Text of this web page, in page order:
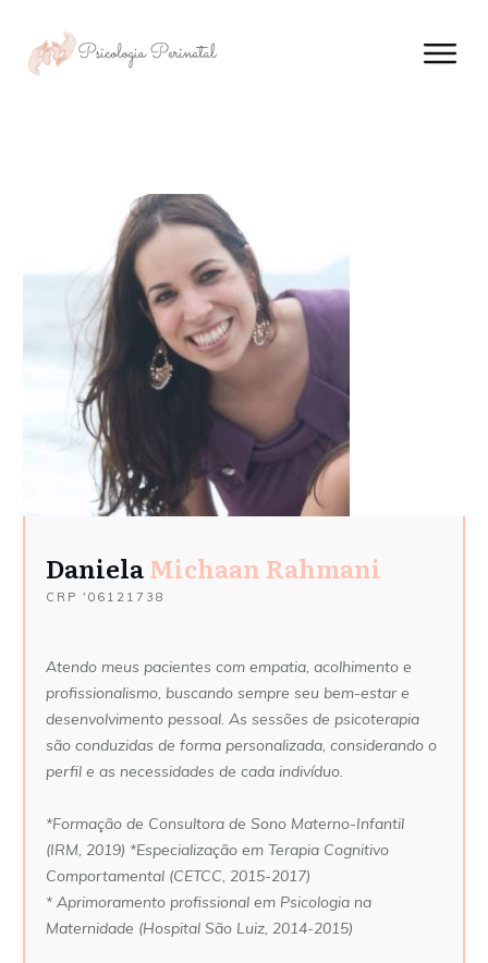
DanielaMichaan Rahmani
CRP '06121738
Atendo meus pacientes com empatia, acolhimento e
profissionalismo, buscando sempre seu bem-estar e
desenvolvimento pessoal. As sessões de psicoterapia
são conduzidas de forma personalizada, considerando o
perfil e as necessidades de cada indivíduo.
*Formação de Consultora de Sono Materno-Infantil
(IRM, 2019) *Especialização em Terapia Cognitivo
Comportamental (CETCC, 2015-2017)
* Aprimoramento profissional em Psicologia na
Maternidade (Hospital São Luiz, 2014-2015)